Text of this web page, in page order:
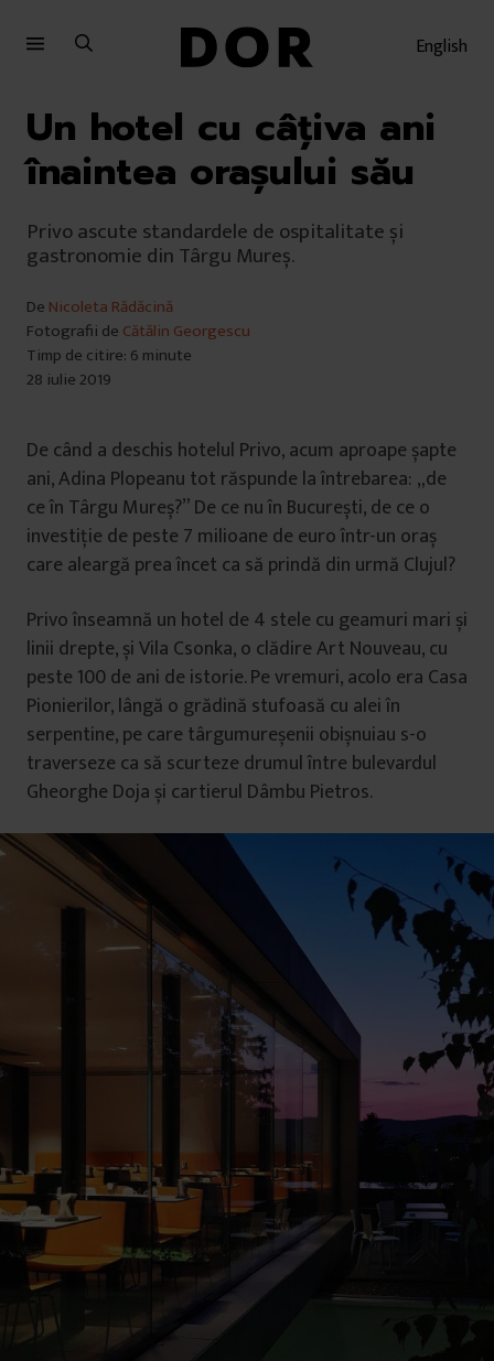
English
Un hotel cu câțiva ani
înaintea orașului său
Privo ascute standardele de ospitalitate și
gastronomie din Târgu Mureș.
De Nicoleta Rădăcină
Fotografii de Cătălin Georgescu
Timp de citire: 6 minute
28 iulie 2019
De când a deschis hotelul Privo, acum aproape șapte
ani, Adina Plopeanu tot răspunde la întrebarea: „de
ce în Târgu Mureș?” De ce nu în București, de ce o
investiție de peste 7 milioane de euro într-un oraș
care aleargă prea încet ca să prindă din urmă Clujul?
Privo înseamnă un hotel de 4 stele cu geamuri mari și
linii drepte, și Vila Csonka, o clădire Art Nouveau, cu
peste 100 de ani de istorie. Pe vremuri, acolo era Casa
Pionierilor, lângă o grădină stufoasă cu alei în
serpentine, pe care târgumureșenii obișnuiau s-o
traverseze ca să scurteze drumul între bulevardul
Gheorghe Doja și cartierul Dâmbu Pietros.